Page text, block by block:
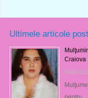
Ultimele articole
Craiova
06/08/